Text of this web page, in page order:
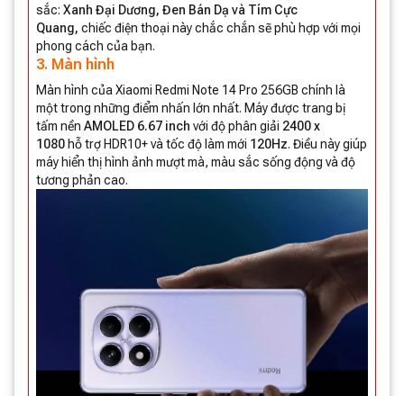
sắc: Xanh Đại Dương, Đen Bán Dạ và Tím Cực
Quang, chiếc điện thoại này chắc chắn sẽ phù hợp với mọi
phong cách của bạn.
3. Màn hình
Màn hình của Xiaomi Redmi Note 14 Pro 256GB chính là
một trong những điểm nhấn lớn nhất. Máy được trang bị
tấm nền AMOLED 6.67 inch với độ phân giải 2400 x
1080 hỗ trợ HDR10+ và tốc độ làm mới 120Hz. Điều này giúp
máy hiển thị hình ảnh mượt mà, màu sắc sống động và độ
tương phản cao.